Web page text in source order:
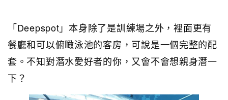
「Deepspot」本身除了是訓練場之外，裡面更有
餐廳和可以俯瞰泳池的客房，可說是一個完整的配
套。不知對潛水愛好者的你，又會不會想親身潛一
下？